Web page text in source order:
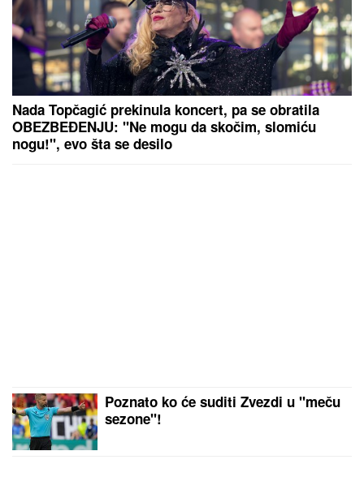
Nada Topčagić prekinula koncert, pa se obratila
OBEZBEĐENJU: "Ne mogu da skočim, slomiću
nogu!", evo šta se desilo
Poznato ko će suditi Zvezdi u "meču
sezone"!